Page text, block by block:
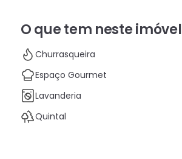
O que tem neste imóvel
Churrasqueira
Espaço Gourmet
Lavanderia
Quintal